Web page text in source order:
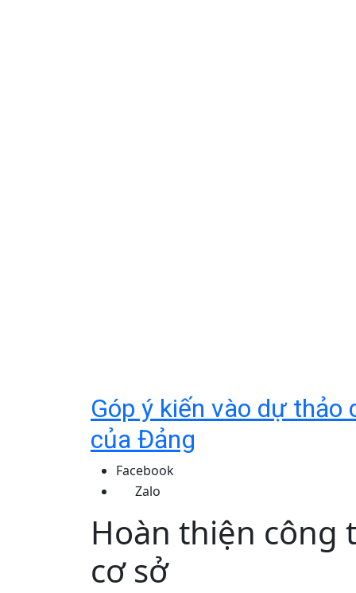
Góp ý kiến vào dự thảo
của Đảng
Facebook
Zalo
Hoàn thiện công
cơ sở